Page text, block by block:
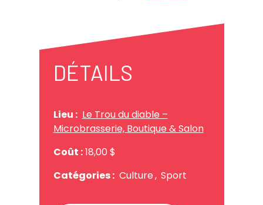
DÉTAILS
Lieu : Le Trou du diable –
Microbrasserie, Boutique & Salon
Coût :18,00 $
Catégories : Culture, Sport